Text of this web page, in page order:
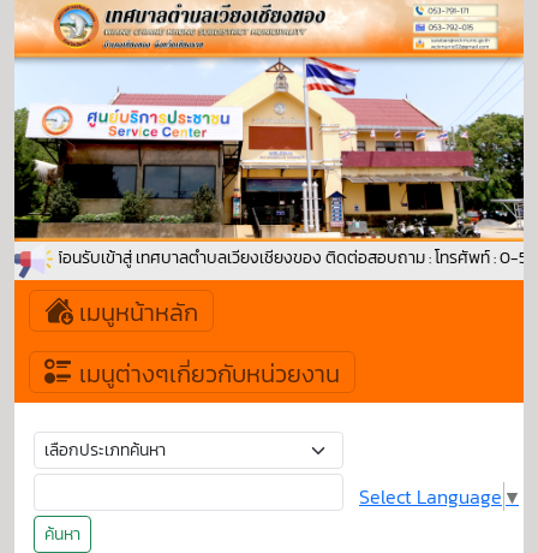
ยินดีต้อนรับเข้าสู่ เทศบาลตำบลเวียงเชียงของ ติดต่อสอบถาม : โทรศัพท์ : 0-
เมนูหน้าหลัก
เมนูต่างๆเกี่ยวกับหน่วยงาน
ค้นหา
Select Language ▼